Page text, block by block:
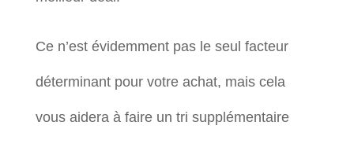
Ce n’est évidemment pas le seul facteur
déterminant pour votre achat, mais cela
vous aidera à faire un tri supplémentaire